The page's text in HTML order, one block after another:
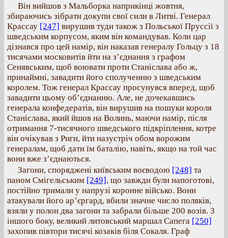
Він вийшов з Мальборка наприкінці жовтня,
збираючись зібрати докупи свої сили в Литві. Генерал
Крассау [247] вирушив туди також з Польської Пруссії з
шведським корпусом, яким він командував. Коли цар
дізнався про цей намір, він наказав генералу Гольцу з 18
тисячами московитів йти на з’єднання з графом
Сенявським, щоб воювати проти Станіслава або ж,
принаймні, завадити його сполученню з шведським
королем. Тож генерал Крассау просунувся вперед, щоб
завадити цьому об’єднанню. Але, не дочекавшись
генерала конфедератів, він вирушив на пошуки короля
Станіслава, який йшов на Волинь, маючи намір, після
отримання 7-тисячного шведського підкріплення, котре
він очікував з Риги, йти назустріч обом ворожим
генералам, щоб дати їм баталію, навіть, якщо на той час
вони вже з’єднаються.
Загони, споряджені київським воєводою [248] та
паном Смігельським [249], що завжди були напоготові,
постійно тримали у напрузі коронне військо. Вони
атакували його ар’єргард, вбили значне число поляків,
взяли у полон два загони та забрали більше 200 возів. З
іншого боку, великий литовський маршал Сапега [250]
захопив півтори тисячі козаків біля Сокаля. Граф